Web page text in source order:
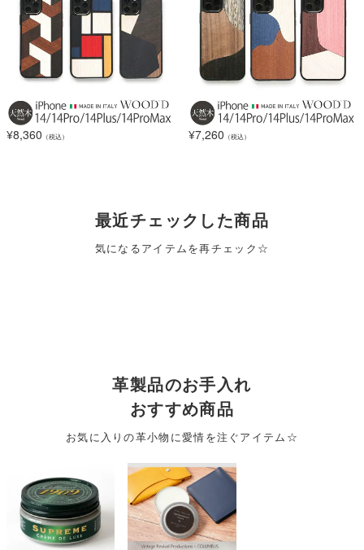
¥8,360 （税込） ¥7,260 （税込）
最近チェックした商品
気になるアイテムを再チェック☆
革製品のお手入れ
おすすめ商品
お気に入りの革小物に愛情を注ぐアイテム☆